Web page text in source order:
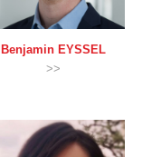
Benjamin EYSSEL
>>